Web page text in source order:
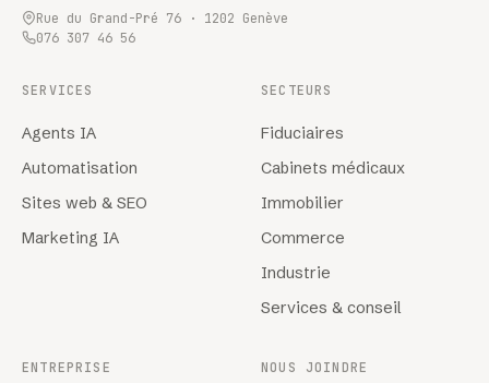
Rue du Grand-Pré 76 · 1202 Genève
076 307 46 56
SERVICES
Agents IA
Automatisation
Sites web & SEO
Marketing IA
SECTEURS
Fiduciaires
Cabinets médicaux
Immobilier
Commerce
Industrie
Services & conseil
ENTREPRISE NOUS JOINDRE